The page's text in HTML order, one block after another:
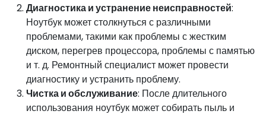
Диагностика и устранение неисправностей:
Ноутбук может столкнуться с различными
проблемами, такими как проблемы с жестким
диском, перегрев процессора, проблемы с памятью
и т. д. Ремонтный специалист может провести
диагностику и устранить проблему.
Чистка и обслуживание: После длительного
использования ноутбук может собирать пыль и